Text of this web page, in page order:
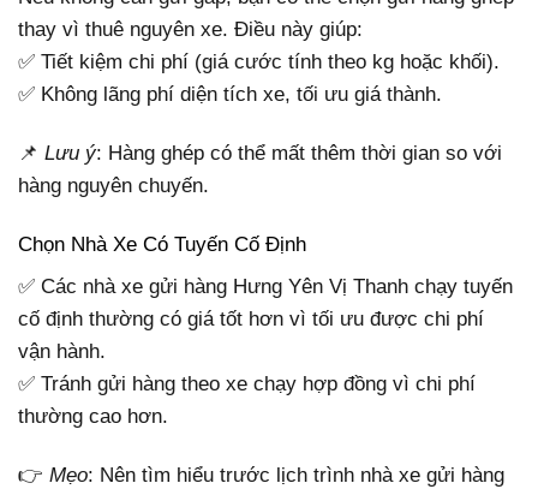
thay vì thuê nguyên xe. Điều này giúp:
✅ Tiết kiệm chi phí (giá cước tính theo kg hoặc khối).
✅ Không lãng phí diện tích xe, tối ưu giá thành.
📌 Lưu ý: Hàng ghép có thể mất thêm thời gian so với
hàng nguyên chuyến.
Chọn Nhà Xe Có Tuyến Cố Định
✅ Các nhà xe gửi hàng Hưng Yên Vị Thanh chạy tuyến
cố định thường có giá tốt hơn vì tối ưu được chi phí
vận hành.
✅ Tránh gửi hàng theo xe chạy hợp đồng vì chi phí
thường cao hơn.
👉 Mẹo: Nên tìm hiểu trước lịch trình nhà xe gửi hàng